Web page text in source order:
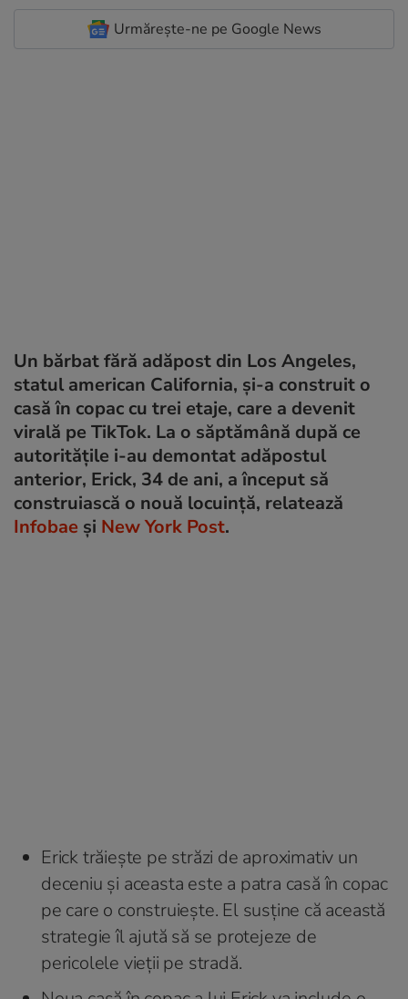
Urmărește-ne pe Google News
Un bărbat fără adăpost din Los Angeles,
statul american California, și-a construit o
casă în copac cu trei etaje, care a devenit
virală pe TikTok. La o săptămână după ce
autoritățile i-au demontat adăpostul
anterior, Erick, 34 de ani, a început să
construiască o nouă locuință, relatează
Infobae și New York Post.
Erick trăiește pe străzi de aproximativ un
deceniu și aceasta este a patra casă în copac
pe care o construiește. El susține că această
strategie îl ajută să se protejeze de
pericolele vieții pe stradă.